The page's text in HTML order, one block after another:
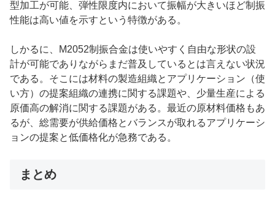
型加工が可能、弾性限度内において振幅が大きいほど制振
性能は高い値を示すという特徴がある。
しかるに、M2052制振合金は使いやすく自由な形状の設
計が可能でありながらまだ普及しているとは言えない状況
である。そこには材料の製造組織とアプリケーション（使
い方）の提案組織の連携に関する課題や、少量生産による
原価高の解消に関する課題がある。最近の原材料価格もあ
るが、総需要が供給価格とバランスが取れるアプリケーシ
ョンの提案と低価格化が急務である。
まとめ